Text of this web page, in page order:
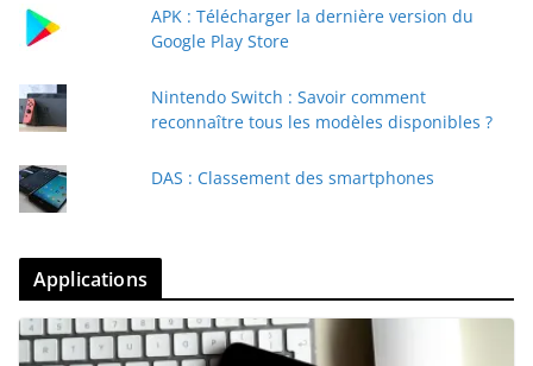
APK : Télécharger la dernière version du
Google Play Store
Nintendo Switch : Savoir comment
reconnaître tous les modèles disponibles ?
DAS : Classement des smartphones
Applications